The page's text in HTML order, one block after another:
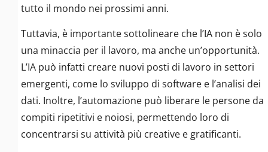
tutto il mondo nei prossimi anni.
Tuttavia, è importante sottolineare che l’IA non è solo
una minaccia per il lavoro, ma anche un’opportunità.
L’IA può infatti creare nuovi posti di lavoro in settori
emergenti, come lo sviluppo di software e l’analisi dei
dati. Inoltre, l’automazione può liberare le persone da
compiti ripetitivi e noiosi, permettendo loro di
concentrarsi su attività più creative e gratificanti.